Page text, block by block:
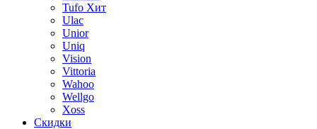
Tufo Хит
Ulac
Unior
Uniq
Vision
Vittoria
Wahoo
Wellgo
Xoss
Скидки